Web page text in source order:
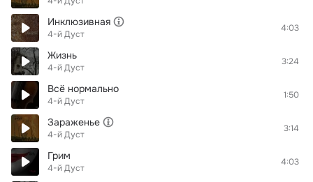
Инклюзивная
4-й Дуст
4:03
Жизнь
4-й Дуст
3:24
Всё нормально
4-й Дуст
1:50
Зараженье
4-й Дуст
3:14
Грим
4-й Дуст
4:03